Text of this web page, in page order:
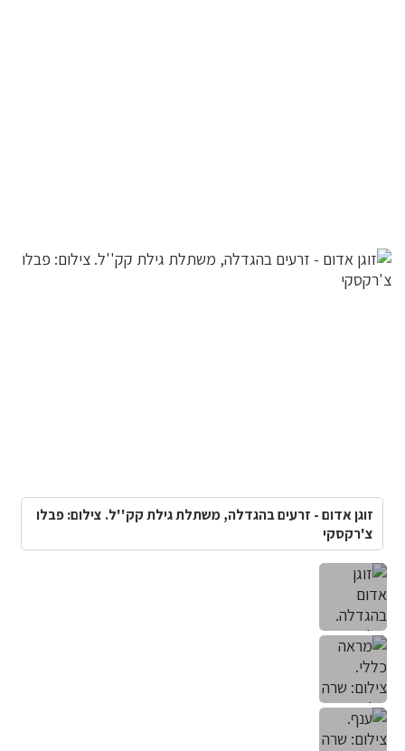
זוגן אדום - זרעים בהגדלה, משתלת גילת קק''ל. צילום: פבלו
צ'רקסקי